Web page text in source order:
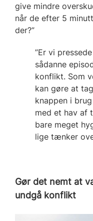
give mindre
når de efter 5
der?”
”Er vi
sådanne
konflikt. Som
kan gøre at
knappen i
med et hav af
bare meget
lige tænker
Gør det nemt at
undgå konflikt